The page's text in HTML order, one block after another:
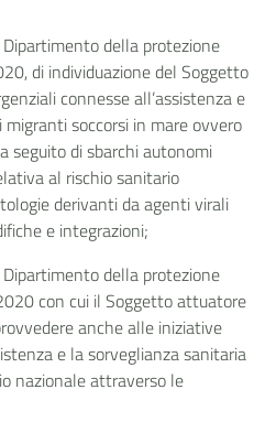
della protezione
di individuazione del Soggetto
connesse all’assistenza e
soccorsi in mare ovvero
seguito di sbarchi autonomi
al rischio sanitario
derivanti da agenti virali
e integrazioni;
della protezione
con cui il Soggetto attuatore
anche alle iniziative
e la sorveglianza sanitaria
nazionale attraverso le